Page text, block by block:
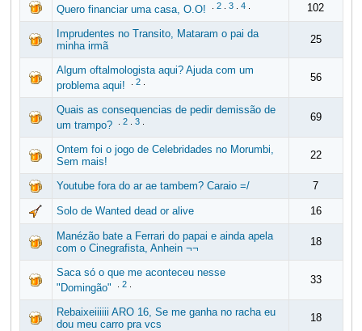
Quero financiar uma casa, O.O! 2. 3. 4. 102
Imprudentes no Transito, Mataram o pai da
minha irmã
25
Algum oftalmologista aqui? Ajuda com um
problema aqui!
2. 56
Quais as consequencias de pedir demissão de
um trampo?
2. 3. 69
Ontem foi o jogo de Celebridades no Morumbi,
Sem mais!
22
Youtube fora do ar ae tambem? Caraio =/ 7
Solo de Wanted dead or alive 16
Manézão bate a Ferrari do papai e ainda apela
com o Cinegrafista, Anhein ¬¬
18
Saca só o que me aconteceu nesse
"Domingão"
2. 33
Rebaixeiiiiii ARO 16, Se me ganha no racha eu
dou meu carro pra vcs
18